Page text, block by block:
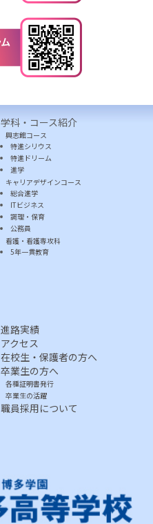
学科・コース紹介
興志館コース
特進シリウス
特進ドリーム
進学
キャリアデザインコース
総合進学
ITビジネス
調理・保育
公務員
看護・看護専攻科
5年一貫教育
進路実績
アクセス
在校生・保護者の方へ
卒業生の方へ
各種証明書発行
卒業生の活躍
職員採用について